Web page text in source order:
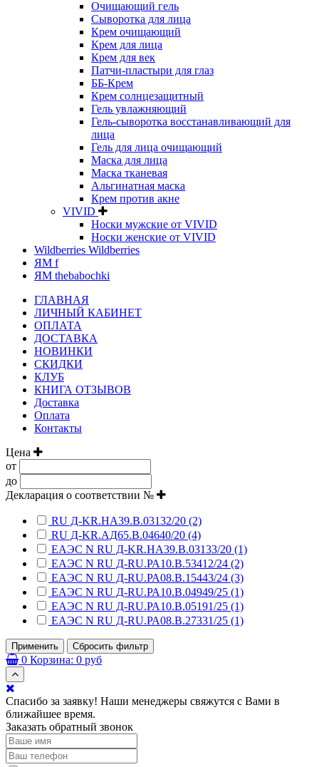
Очищающий гель
Сыворотка для лица
Крем очищающий
Крем для лица
Крем для век
Патчи-пластыри для глаз
ББ-Крем
Крем солнцезащитный
Гель увлажняющий
Гель-сыворотка восстанавливающий для
лица
Гель для лица очищающий
Маска для лица
Маска тканевая
Альгинатная маска
Крем против акне
VIVID
Носки мужские от VIVID
Носки женские от VIVID
Wildberries Wildberries
ЯМ f
ЯМ thebabochki
ГЛАВНАЯ
ЛИЧНЫЙ КАБИНЕТ
ОПЛАТА
ДОСТАВКА
НОВИНКИ
СКИДКИ
КЛУБ
КНИГА ОТЗЫВОВ
Доставка
Оплата
Контакты
Цена
от
до
Декларация о соответствии №
RU Д-KR.НА39.В.03132/20 (2)
RU Д-KR.АД65.В.04640/20 (4)
ЕАЭС N RU Д-KR.НА39.В.03133/20 (1)
ЕАЭС N RU Д-RU.РА10.В.53412/24 (2)
ЕАЭС N RU Д-RU.РА08.В.15443/24 (3)
ЕАЭС N RU Д-RU.РА10.В.04949/25 (1)
ЕАЭС N RU Д-RU.РА10.В.05191/25 (1)
ЕАЭС N RU Д-RU.РА08.В.27331/25 (1)
Применить Сбросить фильтр
0 Корзина: 0 руб
Спасибо за заявку! Наши менеджеры свяжутся с Вами в
ближайшее время.
Заказать обратный звонок